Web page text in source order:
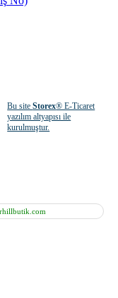
Bu siteStorex® E-Ticaret
yazılım altyapısı ile
kurulmuştur.